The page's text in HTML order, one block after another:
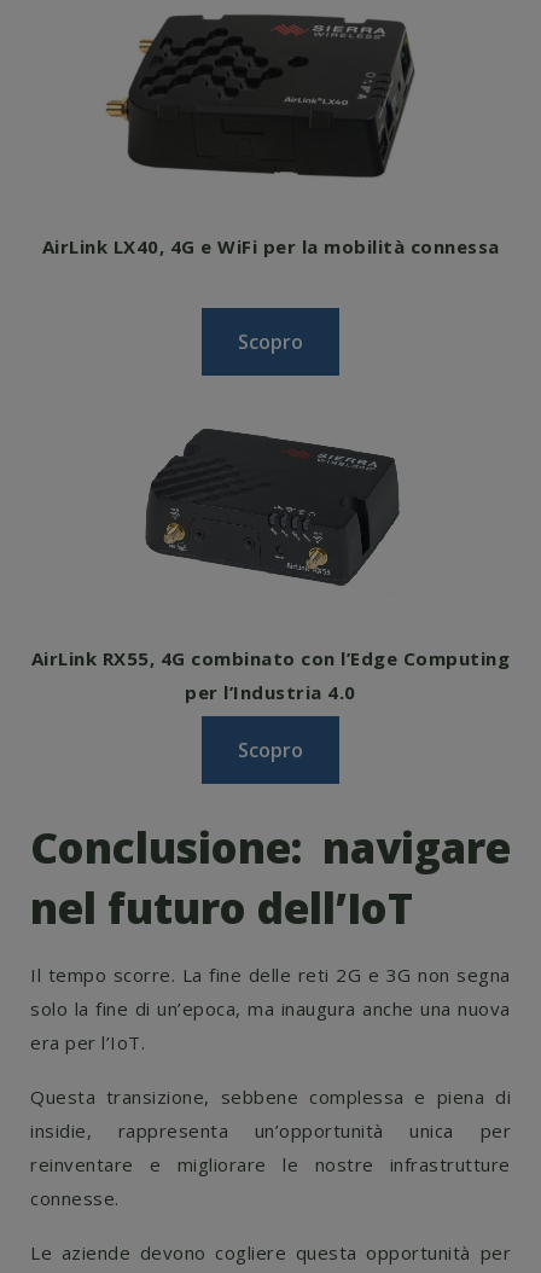
AirLink LX40, 4G e WiFi per la mobilità connessa
Scopro
AirLink RX55, 4G combinato con l’Edge Computing
per l’Industria 4.0
Scopro
Conclusione: navigare
nel futuro dell’IoT
Il tempo scorre. La fine delle reti 2G e 3G non segna
solo la fine di un’epoca, ma inaugura anche una nuova
era per l’IoT.
Questa transizione, sebbene complessa e piena di
insidie, rappresenta un’opportunità unica per
reinventare e migliorare le nostre infrastrutture
connesse.
Le aziende devono cogliere questa opportunità per